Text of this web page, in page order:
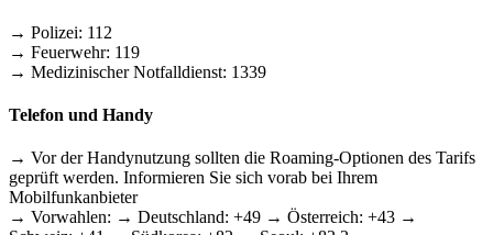
→ Polizei: 112
→ Feuerwehr: 119
→ Medizinischer Notfalldienst: 1339
Telefon und Handy
→ Vor der Handynutzung sollten die Roaming-Optionen des Tarifs
geprüft werden. Informieren Sie sich vorab bei Ihrem
Mobilfunkanbieter
→ Vorwahlen: → Deutschland: +49 → Österreich: +43 →